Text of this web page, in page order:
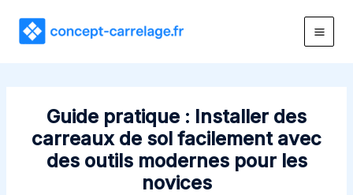
contenu
Guide pratique : Installer des
carreaux de sol facilement avec
des outils modernes pour les
novices